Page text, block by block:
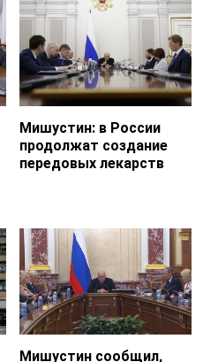
Мишустин: в России
продолжат создание
передовых лекарств
Мишустин сообщил,